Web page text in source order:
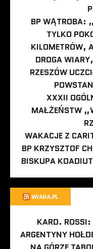
BP WĄTROBA:
TYLKO
KILOMETRÓW,
DROGA
RZESZÓW
XXXII
MAŁŻEŃSTW
WAKACJE Z
BP KRZYSZTOF
BISKUPA
WIARA.PL
KARD. ROSSI:
ARGENTYNY